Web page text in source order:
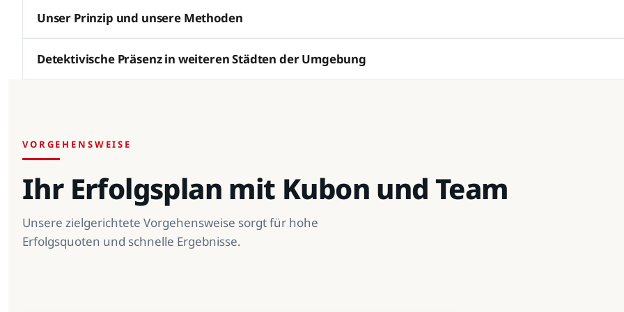
Unser Prinzip und unsere Methoden
Detektivische Präsenz in weiteren Städten der Umgebung
VORGEHENSWEISE
Ihr Erfolgsplan mit Kubon und Team
Unsere zielgerichtete Vorgehensweise sorgt für hohe
Erfolgsquoten und schnelle Ergebnisse.